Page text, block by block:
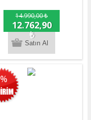
14.990,00 ₺
12.762,90
₺